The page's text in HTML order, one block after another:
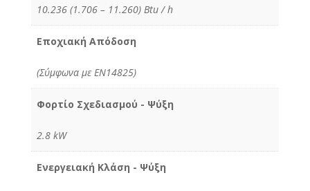
10.236 (1.706 – 11.260) Btu / h
Εποχιακή Απόδοση
(Σύμφωνα με ΕΝ14825)
Φορτίο Σχεδιασμού - Ψύξη
2.8 kW
Ενεργειακή Κλάση - Ψύξη